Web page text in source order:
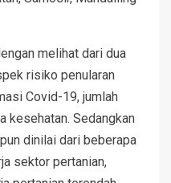
melihat dari dua
risiko penularan
Covid-19, jumlah
kesehatan. Sedangkan
dinilai dari beberapa
sektor pertanian,